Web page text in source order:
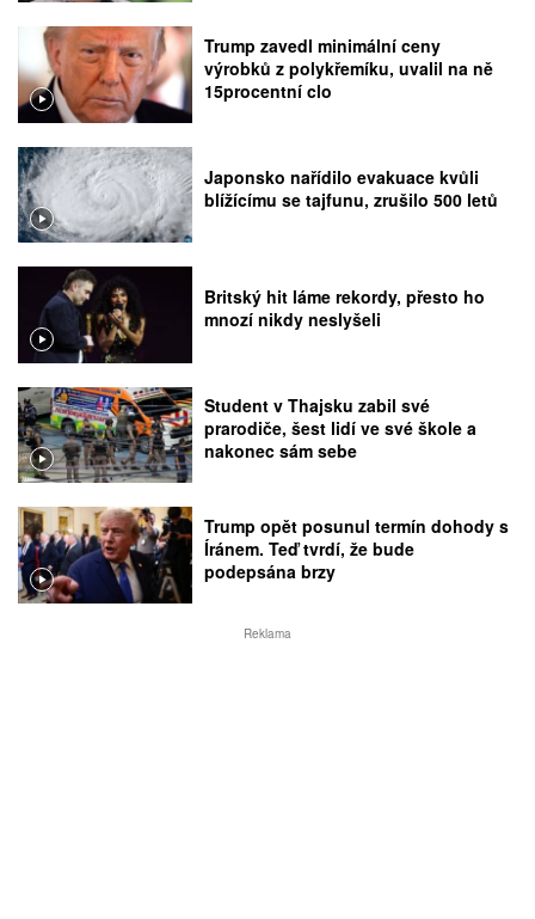
Trump zavedl minimální ceny
výrobků z polykřemíku, uvalil na ně
15procentní clo
Japonsko nařídilo evakuace kvůli
blížícímu se tajfunu, zrušilo 500 letů
Britský hit láme rekordy, přesto ho
mnozí nikdy neslyšeli
Student v Thajsku zabil své
prarodiče, šest lidí ve své škole a
nakonec sám sebe
Trump opět posunul termín dohody s
Íránem. Teď tvrdí, že bude
podepsána brzy
Reklama